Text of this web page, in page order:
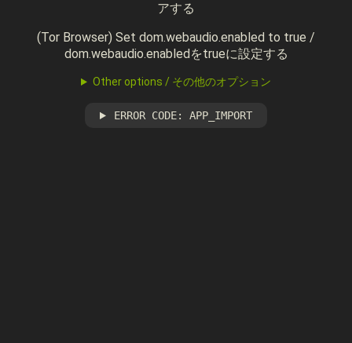
アする
(Tor Browser) Set dom.webaudio.enabled to true /
dom.webaudio.enabledをtrueに設定する
Other options / その他のオプション
ERROR CODE: APP_IMPORT